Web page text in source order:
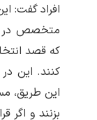
افراد گفت:
متخصص در
که قصد
کنند. این
این طریق،
بزنند و اگر